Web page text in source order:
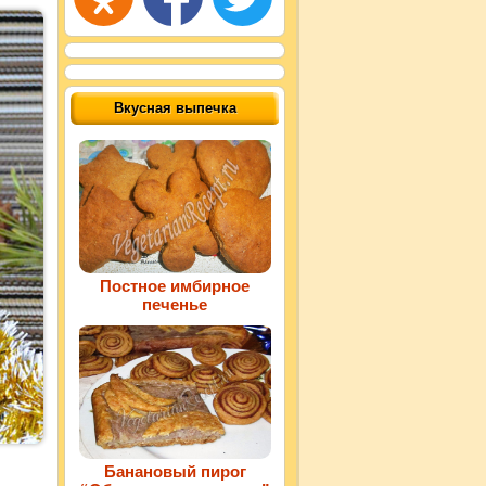
Вкусная выпечка
Постное имбирное
печенье
Банановый пирог